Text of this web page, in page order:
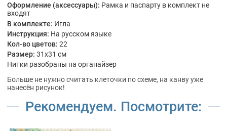
Оформление (аксессуары): Рамка и паспарту в комплект не
входят
В комплекте: Игла
Инструкция: На русском языке
Кол-во цветов: 22
Размер: 31x31 см
Нитки разобраны на органайзер
Больше не нужно считать клеточки по схеме, на канву уже
нанесён рисунок!
Рекомендуем. Посмотрите: